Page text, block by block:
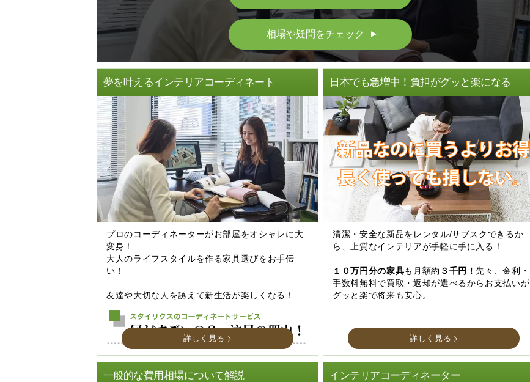
相場や疑問をチェック ▲
夢を叶えるインテリアコーディネート
プロのコーディネーターがお部屋をオシャレに大
変身！
大人のライフスタイルを作る家具選びをお手伝
い！
友達や大切な人を誘えて新生活が楽しくなる！
詳しく見る
日本でも急増中！負担がグッと楽になる
清潔・安全な新品をレンタル/サブスクできるか
ら、上質なインテリアが手軽に手に入る！
１０万円分の家具も月額約 ３千円！先々、金利・
手数料無料で買取・返却が選べるからお支払いが
グッと楽で将来も安心。
詳しく見る
一般的な費用相場について解説 インテリアコーディネーター